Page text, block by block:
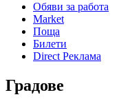
Обяви за работа
Market
Поща
Билети
Direct Реклама
Градове